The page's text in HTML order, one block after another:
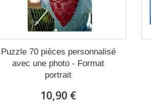
Puzzle 70 pièces personnalisé
avec une photo - Format
portrait
10,90 €